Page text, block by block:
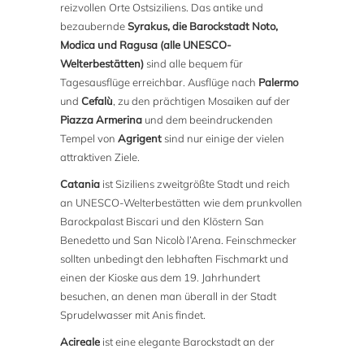
reizvollen Orte Ostsiziliens. Das antike und
bezauberndeSyrakus, die Barockstadt Noto,
Modica und Ragusa (alle UNESCO-
Welterbestätten) sind alle bequem für
Tagesausflüge erreichbar. Ausflüge nach Palermo
undCefalù, zu den prächtigen Mosaiken auf der
Piazza Armerina und dem beeindruckenden
Tempel vonAgrigent sind nur einige der vielen
attraktiven Ziele.
Catania ist Siziliens zweitgrößte Stadt und reich
an UNESCO-Welterbestätten wie dem prunkvollen
Barockpalast Biscari und den Klöstern San
Benedetto und San Nicolò l’Arena. Feinschmecker
sollten unbedingt den lebhaften Fischmarkt und
einen der Kioske aus dem 19. Jahrhundert
besuchen, an denen man überall in der Stadt
Sprudelwasser mit Anis findet.
Acireale ist eine elegante Barockstadt an der